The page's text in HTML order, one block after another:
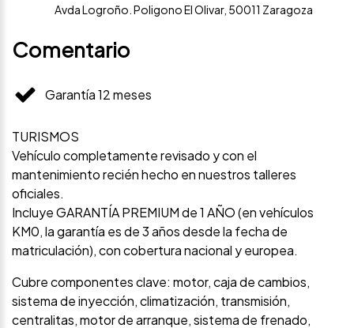
Avda Logroño. Poligono El Olivar, 50011 Zaragoza
Comentario
Garantía 12 meses
TURISMOS
Vehículo completamente revisado y con el
mantenimiento recién hecho en nuestros talleres
oficiales.
Incluye GARANTÍA PREMIUM de 1 AÑO (en vehículos
KM0, la garantía es de 3 años desde la fecha de
matriculación), con cobertura nacional y europea.
Cubre componentes clave: motor, caja de cambios,
sistema de inyección, climatización, transmisión,
centralitas, motor de arranque, sistema de frenado,